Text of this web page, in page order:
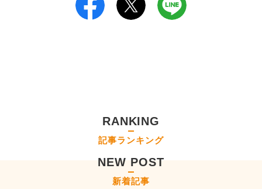
RANKING
記事ランキング
NEW POST
新着記事